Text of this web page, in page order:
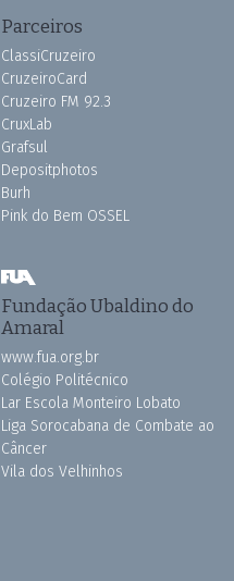
Parceiros
ClassiCruzeiro
CruzeiroCard
Cruzeiro FM 92.3
CruxLab
Grafsul
Depositphotos
Burh
Pink do Bem OSSEL
Fundação Ubaldino do
Amaral
www.fua.org.br
Colégio Politécnico
Lar Escola Monteiro Lobato
Liga Sorocabana de Combate ao
Câncer
Vila dos Velhinhos